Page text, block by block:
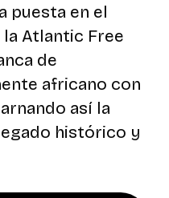
puesta en el
Atlantic Free
de
africano con
así la
histórico y